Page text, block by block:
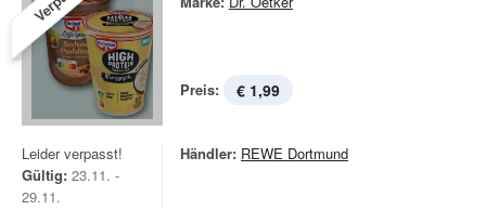
Preis: € 1,99
Leider verpasst!
Gültig: 23.11. -
29.11.
Händler: REWE Dortmund